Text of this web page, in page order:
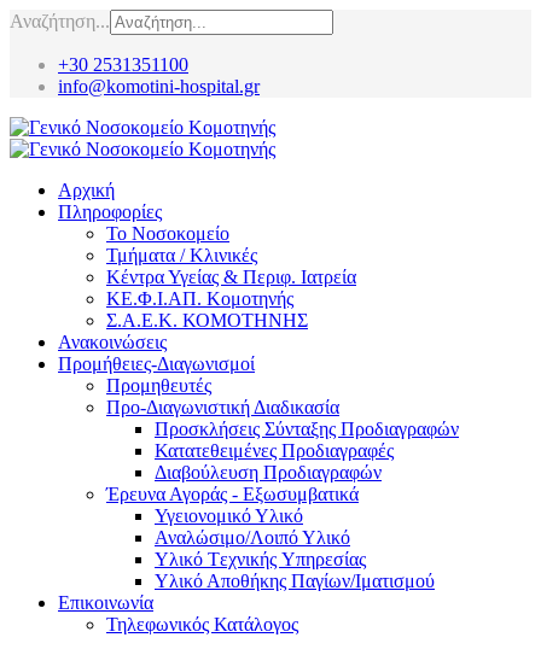
Αναζήτηση...
+30 2531351100
info@komotini-hospital.gr
Αρχική
Πληροφορίες
Το Νοσοκομείο
Τμήματα / Κλινικές
Κέντρα Υγείας & Περιφ. Ιατρεία
ΚΕ.Φ.Ι.ΑΠ. Κομοτηνής
Σ.Α.Ε.Κ. ΚΟΜΟΤΗΝΗΣ
Ανακοινώσεις
Προμήθειες-Διαγωνισμοί
Προμηθευτές
Προ-Διαγωνιστική Διαδικασία
Προσκλήσεις Σύνταξης Προδιαγραφών
Κατατεθειμένες Προδιαγραφές
Διαβούλευση Προδιαγραφών
Έρευνα Αγοράς - Εξωσυμβατικά
Υγειονομικό Υλικό
Αναλώσιμο/Λοιπό Υλικό
Υλικό Tεχνικής Yπηρεσίας
Υλικό Αποθήκης Παγίων/Ιματισμού
Επικοινωνία
Τηλεφωνικός Κατάλογος